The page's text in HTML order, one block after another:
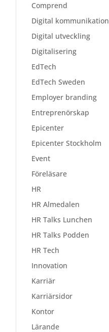
Comprend
Digital kommunikation
Digital utveckling
Digitalisering
EdTech
EdTech Sweden
Employer branding
Entreprenörskap
Epicenter
Epicenter Stockholm
Event
Föreläsare
HR
HR Almedalen
HR Talks Lunchen
HR Talks Podden
HR Tech
Innovation
Karriär
Karriärsidor
Kontor
Lärande